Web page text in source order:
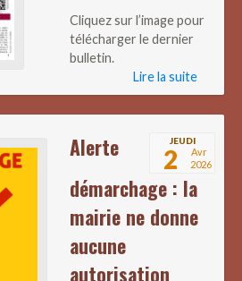
Cliquez sur l’image pour
télécharger le dernier
bulletin.
Lire la suite
JEUDI
2
Avr
2026
Alerte
démarchage : la
mairie ne donne
aucune
autorisation